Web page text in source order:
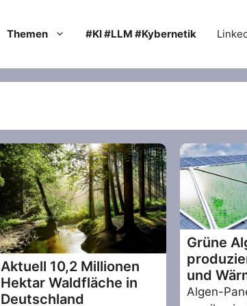
Themen #KI #LLM #Kybernetik
Aktuell 10,2 Millionen
Hektar Waldfläche in
Deutschland
Grüne
und
Algen-